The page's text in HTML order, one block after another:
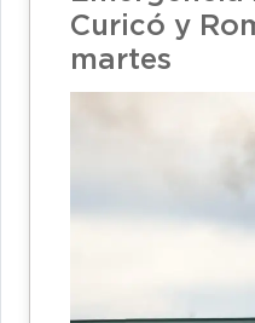
Curicó y
martes